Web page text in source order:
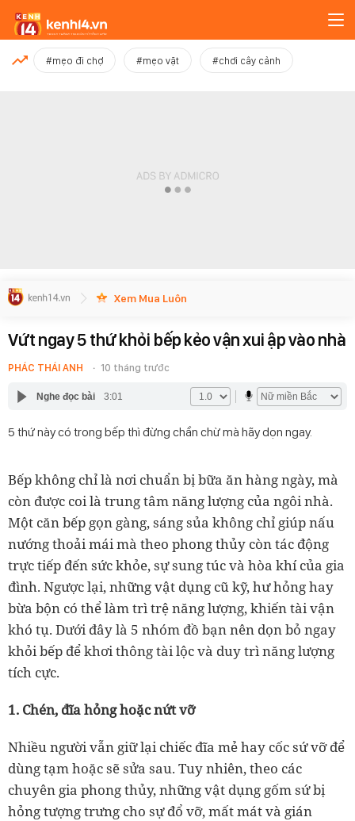
MỚI NHẤT
#mẹo đi chợ #mẹo vặt #chơi cây cảnh
Xem Mua Luôn
Vứt ngay 5 thứ khỏi bếp kẻo vận xui ập vào nhà
PHÁC THÁI ANH 10 tháng trước
Nghe đọc bài 3:01
5 thứ này có trong bếp thì đừng chần chừ mà hãy dọn ngay.
Bếp không chỉ là nơi chuẩn bị bữa ăn hàng ngày, mà
còn được coi là trung tâm năng lượng của ngôi nhà.
Một căn bếp gọn gàng, sáng sủa không chỉ giúp nấu
nướng thoải mái mà theo phong thủy còn tác động
trực tiếp đến sức khỏe, sự sung túc và hòa khí của gia
đình. Ngược lại, những vật dụng cũ kỹ, hư hỏng hay
bừa bộn có thể làm trì trệ năng lượng, khiến tài vận
khó tụ. Dưới đây là 5 nhóm đồ bạn nên dọn bỏ ngay
khỏi bếp để khơi thông tài lộc và duy trì năng lượng
tích cực.
1. Chén, đĩa hỏng hoặc nứt vỡ
Nhiều người vẫn giữ lại chiếc đĩa mẻ hay cốc sứ vỡ để
dùng tạm hoặc sẽ sửa sau. Tuy nhiên, theo các
chuyên gia phong thủy, những vật dụng gốm sứ bị
hỏng tượng trưng cho sự đổ vỡ, mất mát và gián